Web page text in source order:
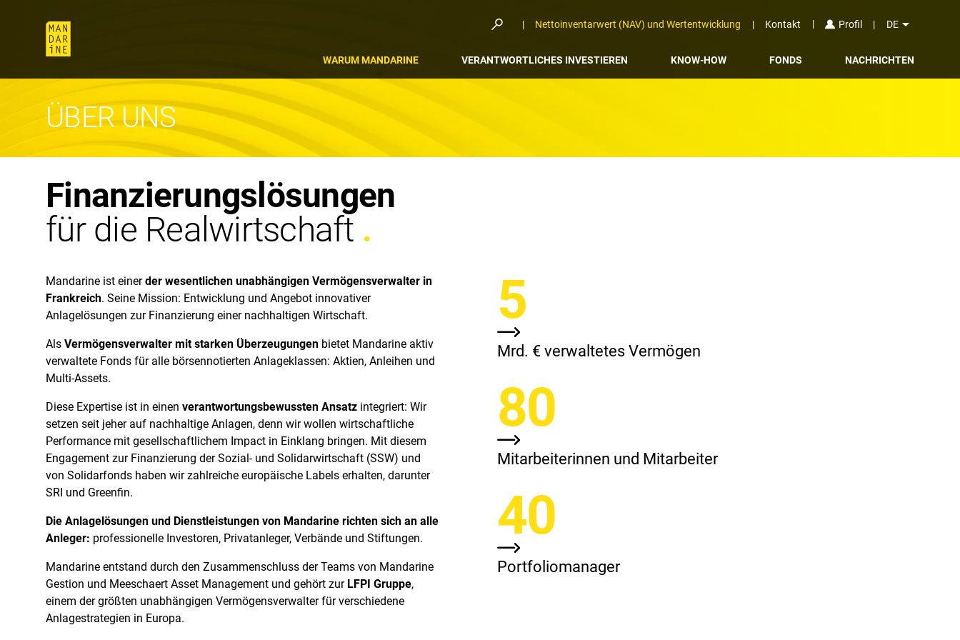
Nettoinventarwert (NAV) und Wertentwicklung Kontakt Profil DEarrow_drop_down
WARUM MANDARINE VERANTWORTLICHES INVESTIEREN KNOW-HOW FONDS NACHRICHTEN
ÜBER UNS
Finanzierungslösungen
für die Realwirtschaft
Mandarine ist einerder wesentlichen unabhängigen Vermögensverwalter in
Frankreich. Seine Mission: Entwicklung und Angebot innovativer
Anlagelösungen zur Finanzierung einer nachhaltigen Wirtschaft.
Als Vermögensverwalter mit starken Überzeugungen bietet Mandarine aktiv
verwaltete Fonds für alle börsennotierten Anlageklassen: Aktien, Anleihen und
Multi-Assets.
Diese Expertise ist in einen verantwortungsbewussten Ansatz integriert: Wir
setzen seit jeher auf nachhaltige Anlagen, denn wir wollen wirtschaftliche
Performance mit gesellschaftlichem Impact in Einklang bringen. Mit diesem
Engagement zur Finanzierung der Sozial- und Solidarwirtschaft (SSW) und
von Solidarfonds haben wir zahlreiche europäische Labels erhalten, darunter
SRI und Greenfin.
Die Anlagelösungen und Dienstleistungen von Mandarine richten sich an alle
Anleger: professionelle Investoren, Privatanleger, Verbände und Stiftungen.
Mandarine entstand durch den Zusammenschluss der Teams von Mandarine
Gestion und Meeschaert Asset Management und gehört zur LFPI Gruppe,
einem der größten unabhängigen Vermögensverwalter für verschiedene
Anlagestrategien in Europa.
5
Mrd. € verwaltetes Vermögen
80
Mitarbeiterinnen und Mitarbeiter
40
Portfoliomanager